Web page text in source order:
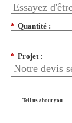
* Quantité :
* Projet :
Tell us about you...